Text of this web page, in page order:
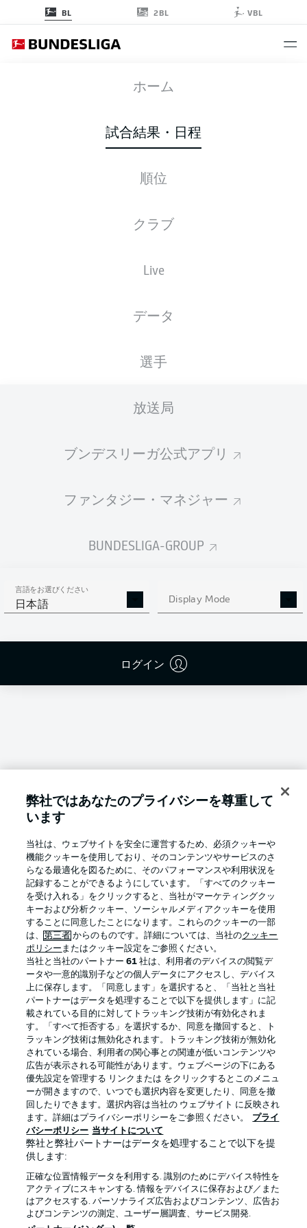
BL 2BL VBL
ホーム
試合結果・日程
順位
クラブ
Live
データ
選手
放送局
ブンデスリーガ公式アプリ
ファンタジー・マネジャー
BUNDESLIGA-GROUP
言語をお選びください
日本語 Display Mode
ログイン
VFB FCB
スターティングメンバー
金, 22.01.2027 - 日, 24.01.2027
広告
Welcome along and thanks for joining us for build-up
Football as it's meant to be
BUNDESLIGA APP
Official Partners
プライバシー・ポリシー 優先設定を管理する
弊社ではあなたのプライバシーを尊重して
います
当社は、ウェブサイトを安全に運営するため、必須クッキーや
機能クッキーを使用しており、そのコンテンツやサービスのさ
らなる最適化を図るために、そのパフォーマンスや利用状況を
記録することができるようにしています。「すべてのクッキー
を受け入れる」をクリックすると、当社がマーケティングクッ
キーおよび分析クッキー、ソーシャルメディアクッキーを使用
することに同意したことになります。これらのクッキーの一部
は、第三者 からのものです。詳細については、当社のクッキー
ポリシー またはクッキー設定をご参照ください。
当社と当社のパートナー61 社は、利用者のデバイスの閲覧デ
ータや一意的識別子などの個人データにアクセスし、デバイス
上に保存します。「同意します」を選択すると、「当社と当社
パートナーはデータを処理することで以下を提供します」に記
載されている目的に対してトラッキング技術が有効化されま
す。「すべて拒否する」を選択するか、同意を撤回すると、ト
ラッキング技術は無効化されます。トラッキング技術が無効化
されている場合、利用者の関心事との関連が低いコンテンツや
広告が表示される可能性があります。ウェブページの下にある
優先設定を管理する リンクまたは をクリックするとこのメニュ
ーが開きますので、いつでも選択内容を変更したり、同意を撤
回したりできます。選択内容は当社の ウェブサイト に反映され
ます。詳細はプライバシーポリシーをご参照ください。
プライ
バシーポリシー 当サイトについて
弊社と弊社パートナーはデータを処理することで以下を提
供します:
正確な位置情報データを利用する. 識別のためにデバイス特性を
アクティブにスキャンする. 情報をデバイスに保存および／また
はアクセスする. パーソナライズ広告およびコンテンツ、広告お
よびコンテンツの測定、ユーザー層調査、サービス開発.